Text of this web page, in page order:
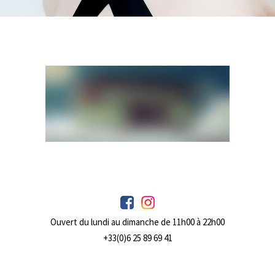
Ouvert du lundi au dimanche de 11h00 à 22h00
+33(0)6 25 89 69 41